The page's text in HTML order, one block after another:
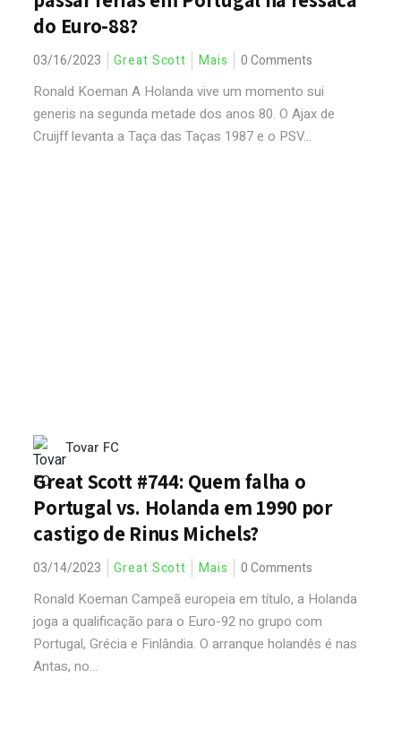
do Euro-88?
03/16/2023 Great Scott Mais 0 Comments
Ronald Koeman A Holanda vive um momento sui
generis na segunda metade dos anos 80. O Ajax de
Cruijff levanta a Taça das Taças 1987 e o PSV...
Tovar FC
Great Scott #744: Quem falha o
Portugal vs. Holanda em 1990 por
castigo de Rinus Michels?
03/14/2023 Great Scott Mais 0 Comments
Ronald Koeman Campeã europeia em título, a Holanda
joga a qualificação para o Euro-92 no grupo com
Portugal, Grécia e Finlândia. O arranque holandês é nas
Antas, no...